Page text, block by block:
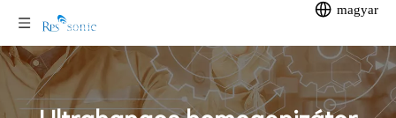
magyar